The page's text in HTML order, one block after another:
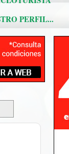
PERFIL...